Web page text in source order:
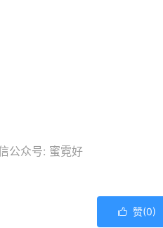
公众号: 蜜霓好
 赞(0)